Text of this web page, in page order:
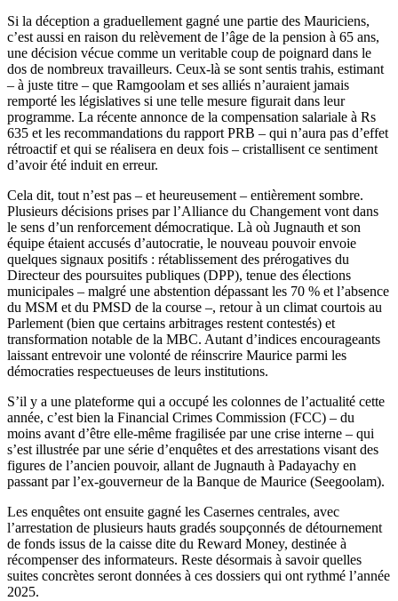
Si la déception a graduellement gagné une partie des Mauriciens,
c’est aussi en raison du relèvement de l’âge de la pension à 65 ans,
une décision vécue comme un veritable coup de poignard dans le
dos de nombreux travailleurs. Ceux-là se sont sentis trahis, estimant
– à juste titre – que Ramgoolam et ses alliés n’auraient jamais
remporté les législatives si une telle mesure figurait dans leur
programme. La récente annonce de la compensation salariale à Rs
635 et les recommandations du rapport PRB – qui n’aura pas d’effet
rétroactif et qui se réalisera en deux fois – cristallisent ce sentiment
d’avoir été induit en erreur.
Cela dit, tout n’est pas – et heureusement – entièrement sombre.
Plusieurs décisions prises par l’Alliance du Changement vont dans
le sens d’un renforcement démocratique. Là où Jugnauth et son
équipe étaient accusés d’autocratie, le nouveau pouvoir envoie
quelques signaux positifs : rétablissement des prérogatives du
Directeur des poursuites publiques (DPP), tenue des élections
municipales – malgré une abstention dépassant les 70 % et l’absence
du MSM et du PMSD de la course –, retour à un climat courtois au
Parlement (bien que certains arbitrages restent contestés) et
transformation notable de la MBC. Autant d’indices encourageants
laissant entrevoir une volonté de réinscrire Maurice parmi les
démocraties respectueuses de leurs institutions.
S’il y a une plateforme qui a occupé les colonnes de l’actualité cette
année, c’est bien la Financial Crimes Commission (FCC) – du
moins avant d’être elle-même fragilisée par une crise interne – qui
s’est illustrée par une série d’enquêtes et des arrestations visant des
figures de l’ancien pouvoir, allant de Jugnauth à Padayachy en
passant par l’ex-gouverneur de la Banque de Maurice (Seegoolam).
Les enquêtes ont ensuite gagné les Casernes centrales, avec
l’arrestation de plusieurs hauts gradés soupçonnés de détournement
de fonds issus de la caisse dite du Reward Money, destinée à
récompenser des informateurs. Reste désormais à savoir quelles
suites concrètes seront données à ces dossiers qui ont rythmé l’année
2025.